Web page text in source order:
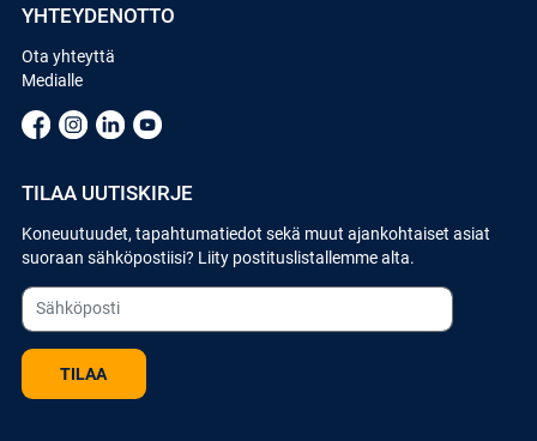
YHTEYDENOTTO
Ota yhteyttä
Medialle
TILAA UUTISKIRJE
Koneuutuudet, tapahtumatiedot sekä muut ajankohtaiset asiat
suoraan sähköpostiisi? Liity postituslistallemme alta.